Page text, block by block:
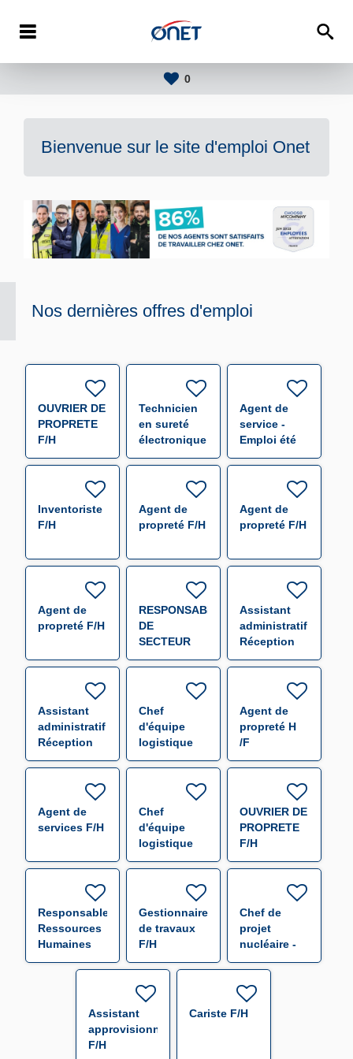
0
Bienvenue sur le site d'emploi Onet
Nos dernières offres d'emploi
OUVRIER DE
PROPRETE
F/H
Technicien
en sureté
électronique
F/H
Agent de
service -
Emploi été
F/H
Inventoriste
F/H
Agent de
propreté F/H
Agent de
propreté F/H
Agent de
propreté F/H
RESPONSABLE
DE
SECTEUR
(000655) F/H
Assistant
administratif
Réception
Expédition
Assistant
administratif
Réception
Expédition
Chef
d'équipe
logistique
F/H
Agent de
propreté H
/F
Agent de
services F/H
Chef
d'équipe
logistique
F/H
OUVRIER DE
PROPRETE
F/H
Responsable
Ressources
Humaines
F/H
Gestionnaire
de travaux
F/H
Chef de
projet
nucléaire -
f/h F/H
Assistant
approvisionneur
F/H
Cariste F/H